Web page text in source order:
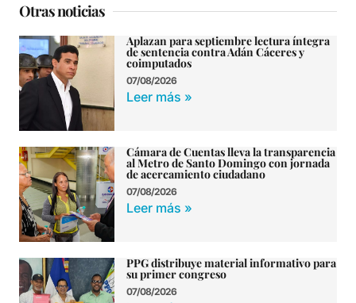
Otras noticias
Aplazan para septiembre lectura íntegra
de sentencia contra Adán Cáceres y
coimputados
07/08/2026
Leer más »
Cámara de Cuentas lleva la transparencia
al Metro de Santo Domingo con jornada
de acercamiento ciudadano
07/08/2026
Leer más »
PPG distribuye material informativo para
su primer congreso
07/08/2026